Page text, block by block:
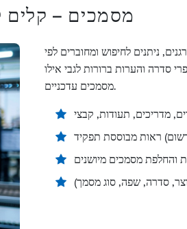
מסמכים – קלים
ניתנים לחיפוש ומחוברים לפי
סדרה והערות ברורות לגבי אילו
מסמכים עדכניים.
והחלפת מסמכים מיושנים
סדרה, שפה, סוג מסמך)